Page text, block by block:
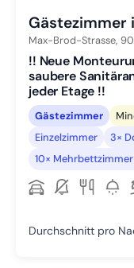
Gästezimmer
Max-Brod-Strasse,
!! Neue
saubere
jeder Etage !!
Gästezimmer
Einzelzimmer
3×
10×
Durchschnitt pro